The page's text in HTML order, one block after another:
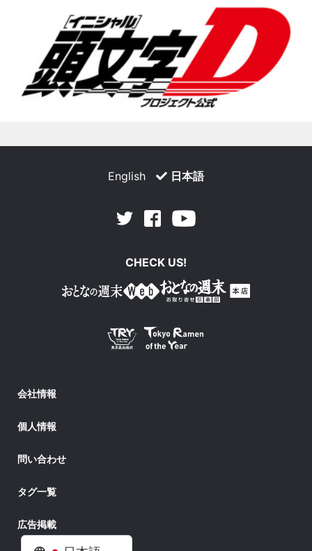
English 日本語
Twitter Facebook
CHECK US!
会社情報
個人情報
問い合わせ
タグ一覧
広告掲載